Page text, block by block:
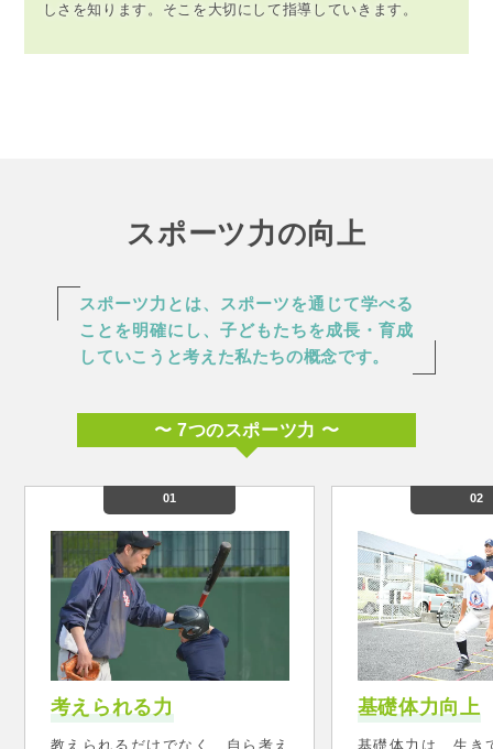
しさを知ります。そこを大切にして指導していきます。
スポーツ力の向上
スポーツ力とは、スポーツを通じて学べる
ことを明確にし、子どもたちを成長・育成
していこうと考えた私たちの概念です。
〜 7つのスポーツ力 〜
01
考えられる力
教えられるだけでなく、自ら考え
02
基礎体力向上
基礎体力は、生き